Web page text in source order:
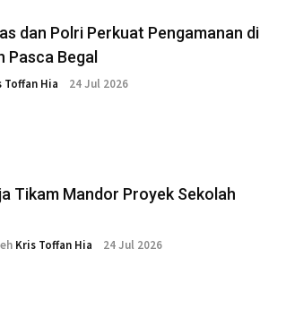
dan Polri Perkuat Pengamanan di
Pasca Begal
Toffan Hia 24 Jul 2026
Tikam Mandor Proyek Sekolah
Kris Toffan Hia 24 Jul 2026